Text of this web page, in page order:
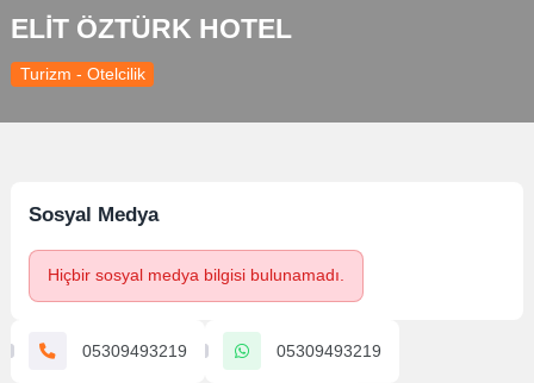
ELİT ÖZTÜRK HOTEL
Turizm - Otelcilik
Sosyal Medya
Hiçbir sosyal medya bilgisi bulunamadı.
05309493219 05309493219